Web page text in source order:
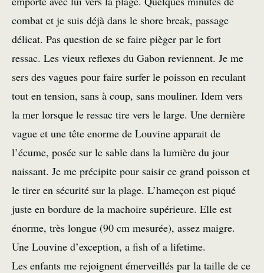
combat et je suis déjà dans le shore break, passage
délicat. Pas question de se faire pièger par le fort
ressac. Les vieux reflexes du Gabon reviennent. Je me
sers des vagues pour faire surfer le poisson en reculant
tout en tension, sans à coup, sans mouliner. Idem vers
la mer lorsque le ressac tire vers le large. Une dernière
vague et une tête enorme de Louvine apparait de
l’écume, posée sur le sable dans la lumière du jour
naissant. Je me précipite pour saisir ce grand poisson et
le tirer en sécurité sur la plage. L’hameçon est piqué
juste en bordure de la machoire supérieure. Elle est
énorme, très longue (90 cm mesurée), assez maigre.
Une Louvine d’exception, a fish of a lifetime.
Les enfants me rejoignent émerveillés par la taille de ce